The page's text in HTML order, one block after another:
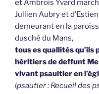
et Ambrois Yvard
Jullien Aubry et
demeurant en la
dusché du Mans,
tous es quallités
héritiers de deffunt
vivant psaultier en
(psautier : Recueil des